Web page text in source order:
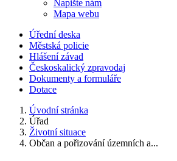
Napište nám
Mapa webu
Úřední deska
Městská policie
Hlášení závad
Českoskalický zpravodaj
Dokumenty a formuláře
Dotace
Úvodní stránka
Úřad
Životní situace
Občan a pořizování územních a...